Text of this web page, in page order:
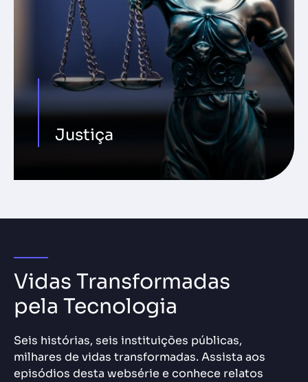
Justiça
Vidas Transformadas
pela Tecnologia
Seis histórias, seis instituições públicas,
milhares de vidas transformadas. Assista aos
episódios desta websérie e conhece relatos